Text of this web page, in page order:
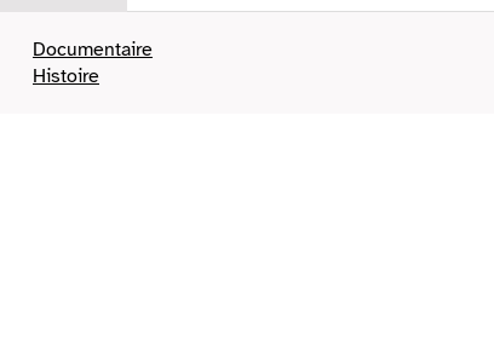
Documentaire
Histoire